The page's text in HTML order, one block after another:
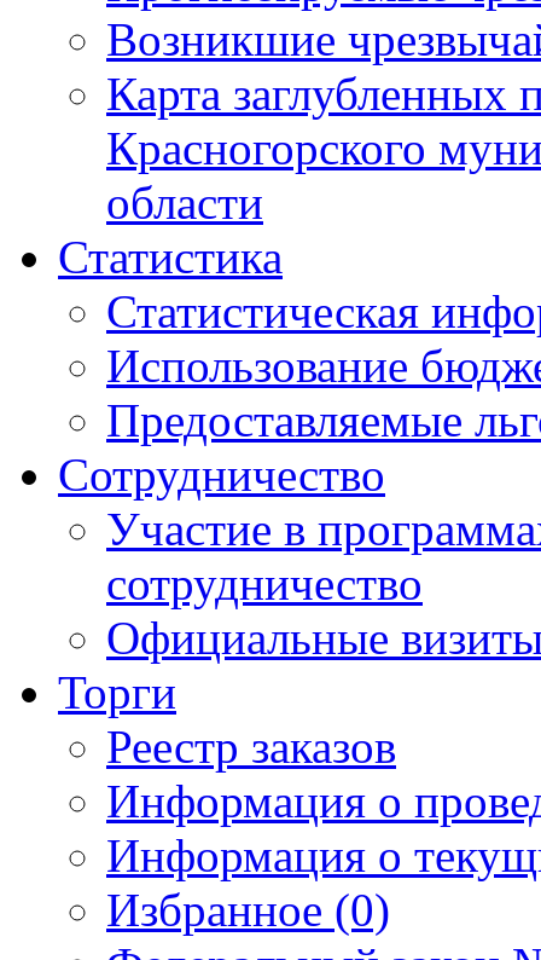
Возникшие
Карта
Красногорского
области
Статистика
Статистическая
Использование
Предоставляемые
Сотрудничество
Участие в
сотрудничество
Официальные
Торги
Реестр заказов
Информация о
Информация о
Избранное (0)